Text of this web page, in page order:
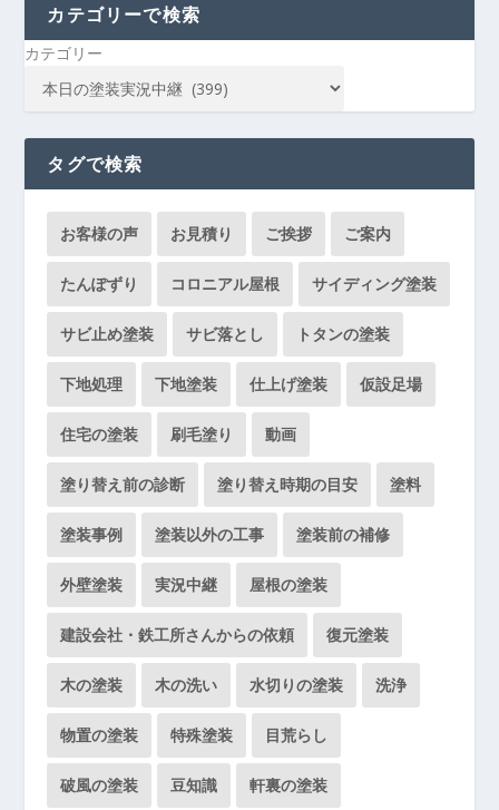
カテゴリーで検索
カテゴリー
タグで検索
お客様の声 お見積り ご挨拶 ご案内
たんぽずり コロニアル屋根 サイディング塗装
サビ止め塗装 サビ落とし トタンの塗装
下地処理 下地塗装 仕上げ塗装 仮設足場
住宅の塗装 刷毛塗り 動画
塗り替え前の診断 塗り替え時期の目安 塗料
塗装事例 塗装以外の工事 塗装前の補修
外壁塗装 実況中継 屋根の塗装
建設会社・鉄工所さんからの依頼 復元塗装
木の塗装 木の洗い 水切りの塗装 洗浄
物置の塗装 特殊塗装 目荒らし
破風の塗装 豆知識 軒裏の塗装